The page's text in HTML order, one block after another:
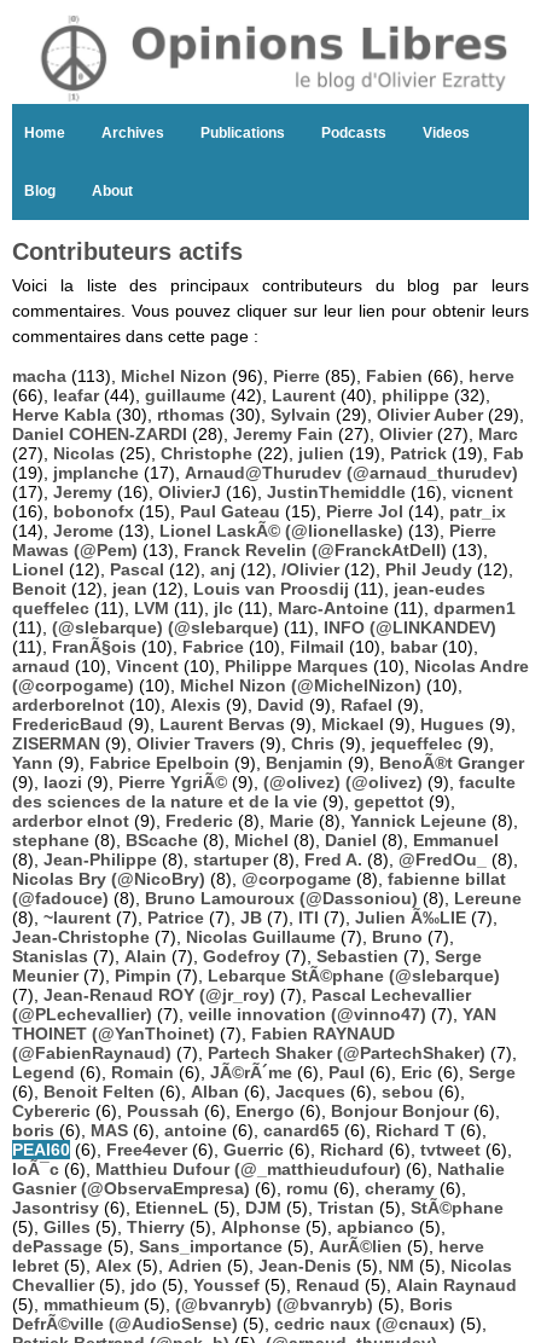
Home Archives Publications Podcasts Videos
Blog About
Contributeurs actifs
Voici la liste des principaux contributeurs du blog par leurs
commentaires. Vous pouvez cliquer sur leur lien pour obtenir leurs
commentaires dans cette page :
macha (113), Michel Nizon (96), Pierre (85), Fabien (66), herve
(66), leafar(44), guillaume (42), Laurent (40), philippe (32),
Herve Kabla (30), rthomas (30), Sylvain (29), Olivier Auber(29),
Daniel COHEN-ZARDI (28), Jeremy Fain (27), Olivier(27), Marc
(27), Nicolas (25), Christophe (22), julien (19), Patrick (19), Fab
(19), jmplanche (17), Arnaud@Thurudev (@arnaud_thurudev)
(17), Jeremy (16), OlivierJ (16), JustinThemiddle (16), vicnent
(16), bobonofx (15), Paul Gateau (15), Pierre Jol (14), patr_ix
(14), Jerome (13), Lionel LaskÃ© (@lionellaske) (13), Pierre
Mawas (@Pem) (13), Franck Revelin (@FranckAtDell) (13),
Lionel (12), Pascal (12), anj (12), /Olivier(12), Phil Jeudy (12),
Benoit (12), jean (12), Louis van Proosdij (11), jean-eudes
queffelec (11), LVM (11), jlc (11), Marc-Antoine (11), dparmen1
(11), (@slebarque) (@slebarque) (11), INFO (@LINKANDEV)
(11), FranÃ§ois (10), Fabrice (10), Filmail (10), babar(10),
arnaud (10), Vincent (10), Philippe Marques (10), Nicolas Andre
(@corpogame) (10), Michel Nizon (@MichelNizon) (10),
arderborelnot (10), Alexis (9), David (9), Rafael (9),
FredericBaud (9), Laurent Bervas (9), Mickael (9), Hugues (9),
ZISERMAN (9), Olivier Travers (9), Chris (9), jequeffelec (9),
Yann (9), Fabrice Epelboin (9), Benjamin (9), BenoÃ®t Granger
(9), laozi (9), Pierre YgriÃ© (9), (@olivez) (@olivez) (9), faculte
des sciences de la nature et de la vie (9), gepettot (9),
arderbor elnot (9), Frederic (8), Marie (8), Yannick Lejeune (8),
stephane (8), BScache (8), Michel (8), Daniel (8), Emmanuel
(8), Jean-Philippe (8), startuper(8), Fred A. (8), @FredOu_
(8),
Nicolas Bry (@NicoBry) (8), @corpogame (8), fabienne billat
(@fadouce) (8), Bruno Lamouroux (@Dassoniou) (8), Lereune
(8), ~laurent (7), Patrice (7), JB (7), ITI (7), Julien Ã‰LIE (7),
Jean-Christophe (7), Nicolas Guillaume (7), Bruno (7),
Stanislas (7), Alain (7), Godefroy (7), Sebastien (7), Serge
Meunier(7), Pimpin (7), Lebarque StÃ©phane (@slebarque)
(7), Jean-Renaud ROY (@jr_roy) (7), Pascal Lechevallier
(@PLechevallier) (7), veille innovation (@vinno47) (7), YAN
THOINET (@YanThoinet) (7), Fabien RAYNAUD
(@FabienRaynaud) (7), Partech Shaker (@PartechShaker) (7),
Legend (6), Romain (6), JÃ©rÃ´me (6), Paul (6), Eric (6), Serge
(6), Benoit Felten (6), Alban (6), Jacques (6), sebou (6),
Cybereric (6), Poussah (6), Energo (6), Bonjour Bonjour(6),
boris (6), MAS (6), antoine (6), canard65 (6), Richard T (6),
PEAI60 (6), Free4ever(6), Guerric (6), Richard (6), tvtweet (6),
loÃ¯c (6), Matthieu Dufour (@_matthieudufour) (6), Nathalie
Gasnier (@ObservaEmpresa) (6), romu (6), cheramy (6),
Jasontrisy (6), EtienneL (5), DJM (5), Tristan (5), StÃ©phane
(5), Gilles (5), Thierry (5), Alphonse (5), apbianco (5),
dePassage (5), Sans_importance (5), AurÃ©lien (5), herve
lebret (5), Alex (5), Adrien (5), Jean-Denis (5), NM (5), Nicolas
Chevallier(5), jdo (5), Youssef (5), Renaud (5), Alain Raynaud
(5), mmathieum (5), (@bvanryb) (@bvanryb) (5), Boris
DefrÃ©ville (@AudioSense) (5), cedric naux (@cnaux) (5),